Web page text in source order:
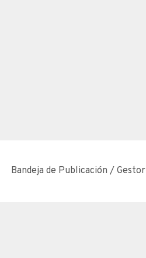
Bandeja de Publicación / Gestor